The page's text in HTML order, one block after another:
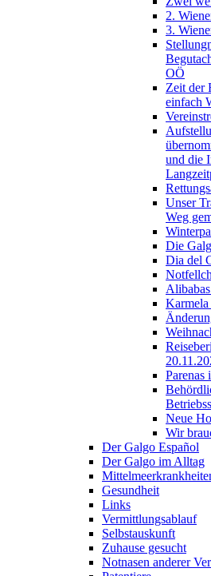
2.
3.
OÖ
Zeit der
einfach
und die
Unser
Weg
Die
Dia del
Parenas
Neue
Wir
Der Galgo Español
Der Galgo im Alltag
Gesundheit
Links
Vermittlungsablauf
Selbstauskunft
Zuhause gesucht
Notnasen anderer